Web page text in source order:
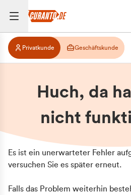
Privatkunde Geschäftskunde
Huch, da
nicht
Es ist ein unerwarteter Fehler
versuchen Sie es später erneut.
Falls das Problem weiterhin